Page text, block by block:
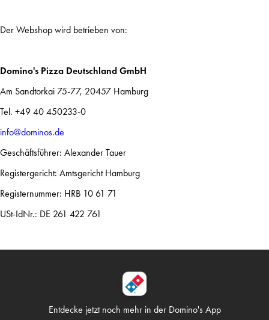
Der Webshop wird betrieben von:
Domino's Pizza Deutschland GmbH
Am Sandtorkai 75-77, 20457 Hamburg
Tel. +49 40 450233-0
info@dominos.de
Geschäftsführer: Alexander Tauer
Registergericht: Amtsgericht Hamburg
Registernummer: HRB 10 61 71
USt-IdNr.: DE 261 422 761
Entdecke jetzt noch mehr in der Domino's App